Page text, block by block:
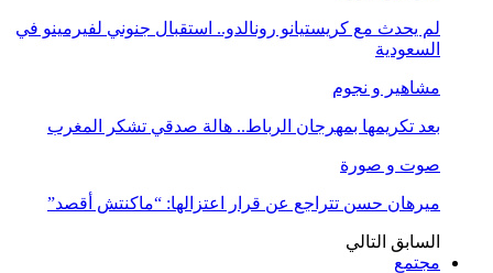
لم يحدث مع كريستيانو رونالدو.. استقبال جنوني لفيرمينو في
السعودية
مشاهير و نجوم
بعد تكريمها بمهرجان الرباط.. هالة صدقي تشكر المغرب
صوت و صورة
ميرهان حسن تتراجع عن قرار اعتزالها: “ماكنتش أقصد”
السابق التالي
مجتمع